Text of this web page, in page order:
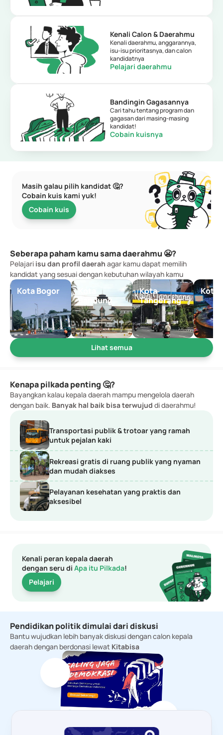
Masih galau pilih kandidat 🤔?
Cobain kuis kami yuk!
Cobain kuis
Kenali Calon & Daerahmu
Kenali daerahmu, anggarannya,
isu-isu prioritasnya, dan calon
kandidatnya
Pelajari daerahmu
Bandingin Gagasannya
Cari tahu tentang program dan
gagasan dari masing-masing
kandidat!
Cobain kuisnya
Seberapa paham kamu sama daerahmu 😬?
Pelajari isu dan profil daerah agar kamu dapat memilih
kandidat yang sesuai dengan kebutuhan wilayah kamu
Kota Bogor
Bandung
Kota
Tangerang
Kota
Lihat semua
Pendidikan politik dimulai dari diskusi
Bantu wujudkan lebih banyak diskusi dengan calon kepala
daerah dengan berdonasi lewat Kitabisa
Kenapa pilkada penting 🤔?
Bayangkan kalau kepala daerah mampu mengelola daerah
dengan baik. Banyak hal baik bisa terwujud di daerahmu!
Transportasi publik & trotoar yang ramah
untuk pejalan kaki
Rekreasi gratis di ruang publik yang nyaman
dan mudah diakses
Pelayanan kesehatan yang praktis dan
aksesibel
Kenali peran kepala daerah
dengan seru di Apa itu Pilkada!
Pelajari